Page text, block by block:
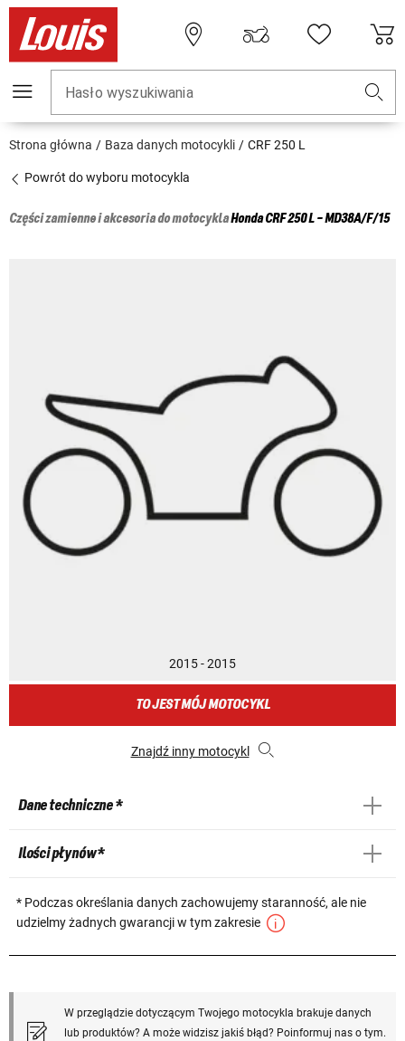
Hasło wyszukiwania
Strona główna Baza danych motocykli CRF 250 L
Powrót do wyboru motocykla
Części zamienne i akcesoria do motocyklaHondaCRF 250 L - MD38A/F/15
2015 - 2015
TO JEST MÓJ MOTOCYKL
Znajdź inny motocykl
Dane techniczne *
Ilości płynów *
* Podczas określania danych zachowujemy staranność, ale nie
udzielmy żadnych gwarancji w tym zakresie
W przeglądzie dotyczącym Twojego motocykla brakuje danych
lub produktów? A może widzisz jakiś błąd? Poinformuj nas o tym.